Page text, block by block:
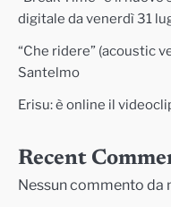
digitale da venerdì 31
“Che ridere” (acoustic
Santelmo
Erisu: è online il
Recent
Nessun commento da